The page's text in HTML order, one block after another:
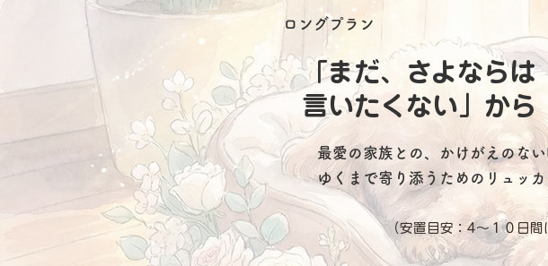
ロングプラン
「まだ、さよならは
言いたくない」から
最愛の家族との、かけがえのな
ゆくまで寄り添うためのリュッ
（安置目安：4～１０日間